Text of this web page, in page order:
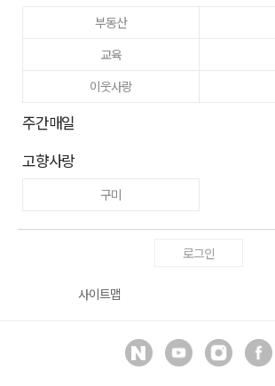
부동산
교육
이웃사랑
주간매일
고향사랑
구미
로그인
사이트맵